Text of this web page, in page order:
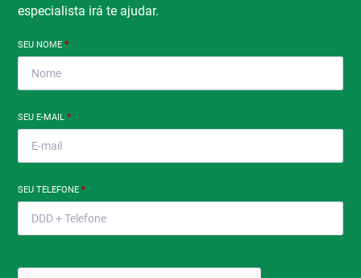
especialista irá te ajudar.
SEU NOME*
SEU E-MAIL*
SEU TELEFONE*